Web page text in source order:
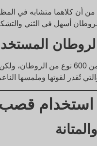
أن كلاهما متشابه في
أسهل في الثني والتشكيل
الروطان
الأثاث - مثل
تُقدر لقوتها وملمسها
استخدام